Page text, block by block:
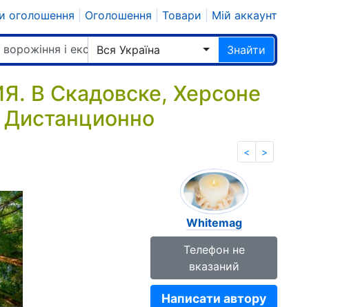
оголошення Оголошення Товари Мій аккаунт
ворожіння і екстрасенси
Вся Україна Знайти
Скадовске, Херсоне
< >
Whitemag
Телефон не
вказаний
Написати автору